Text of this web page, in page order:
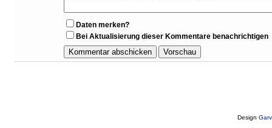
Daten merken?
Bei Aktualisierung dieser Kommentare benachrichtigen
Design